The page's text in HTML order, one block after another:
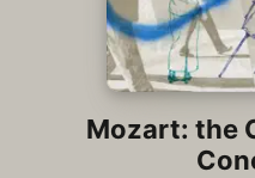
Mozart: the